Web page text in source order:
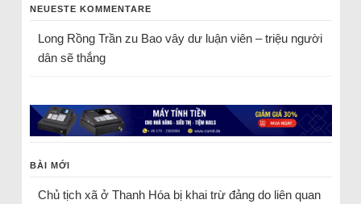
NEUESTE KOMMENTARE
Long Rồng Trầnzu Bao vây dư luận viên – triệu người
dân sẽ thắng
BÀI MỚI
Chủ tịch xã ở Thanh Hóa bị khai trừ đảng do liên quan